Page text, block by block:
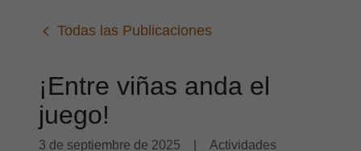
Todas las Publicaciones
¡Entre viñas anda el
juego!
3 de septiembre de 2025 Actividades